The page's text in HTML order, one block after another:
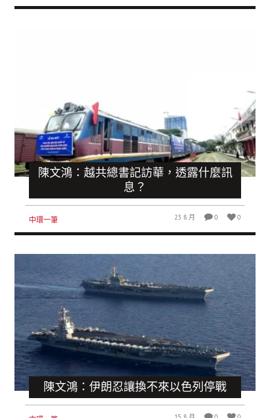
陳文鴻：越共總書記訪華，透露什麼訊
息？
中環一筆 23 8 月 0 0
陳文鴻：伊朗忍讓換不來以色列停戰